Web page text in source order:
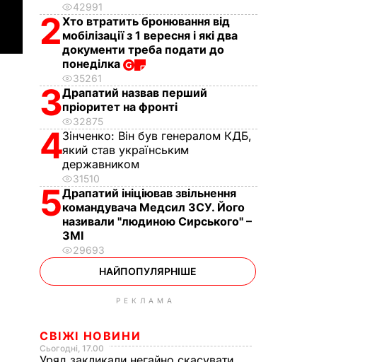
42991
2Хто втратить бронювання від
мобілізації з 1 вересня і які два
документи треба подати до
понеділка
35261
3Драпатий назвав перший
пріоритет на фронті
32875
4Зінченко: Він був генералом КДБ,
який став українським
державником
31510
5Драпатий ініціював звільнення
командувача Медсил ЗСУ. Його
називали "людиною Сирського" –
ЗМІ
29693
НАЙПОПУЛЯРНІШЕ
РЕКЛАМА
СВІЖІ НОВИНИ
Сьогодні, 17.00